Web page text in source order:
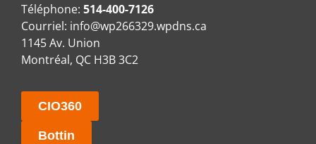
Téléphone: 514-400-7126
Courriel: info@wp266329.wpdns.ca
1145 Av. Union
Montréal, QC H3B 3C2
CIO360
Bottin